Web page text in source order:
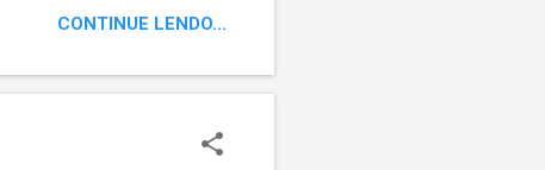
CONTINUE LENDO...